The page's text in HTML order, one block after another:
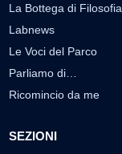
La Bottega di Filosofia
Labnews
Le Voci del Parco
Parliamo di…
Ricomincio da me
SEZIONI